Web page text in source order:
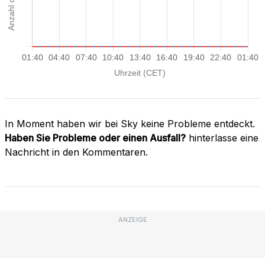
In Moment haben wir bei Sky keine Probleme entdeckt.
Haben Sie Probleme oder einen Ausfall? hinterlasse eine
Nachricht in den Kommentaren.
ANZEIGE